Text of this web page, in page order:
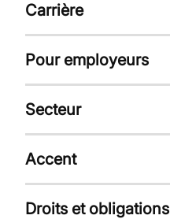
Carrière
Pour employeurs
Secteur
Accent
Droits et obligations